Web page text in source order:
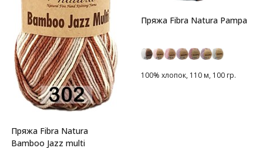
Пряжа Fibra Natura
Bamboo Jazz multi
Пряжа Fibra Natura Pampa
100% хлопок, 110 м, 100 гр.